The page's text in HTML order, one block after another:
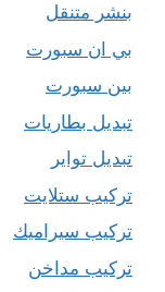
بنشر متنقل
بي ان سبورت
بين سبورت
تبديل بطاريات
تبديل تواير
تركيب ستلايت
تركيب سيراميك
تركيب مداخن